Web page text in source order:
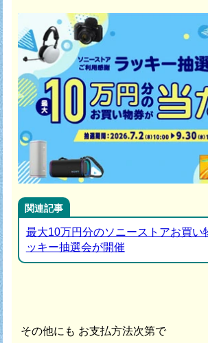
関連記事
最大10万円分のソニーストアお買い
ッキー抽選会が開催
その他にも お支払方法次第で